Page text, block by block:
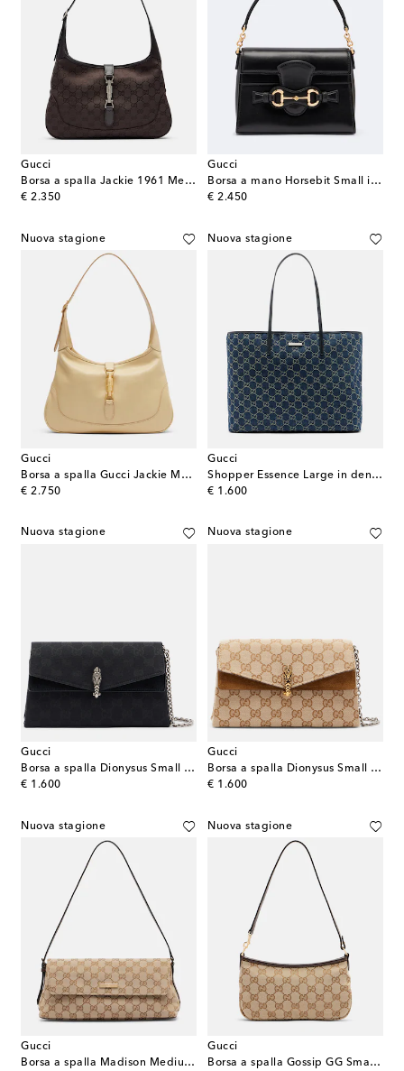
Gucci
Borsa a spalla Jackie 1961 Medium in canvas
€ 2.350
original price
Gucci
Borsa a mano Horsebit Small in pelle
€ 2.450
original price
Nuova stagione
Gucci
Borsa a spalla Gucci Jackie Medium in pelle
€ 2.750
original price
Nuova stagione
Gucci
Shopper Essence Large in denim con pelle
€ 1.600
original price
Nuova stagione
Gucci
Borsa a spalla Dionysus Small in canvas GG
€ 1.600
original price
Nuova stagione
Gucci
Borsa a spalla Dionysus Small in canvas GG
€ 1.600
original price
Nuova stagione
Gucci
Borsa a spalla Madison Medium in canvas GG
Nuova stagione
Gucci
Borsa a spalla Gossip GG Small in canvas